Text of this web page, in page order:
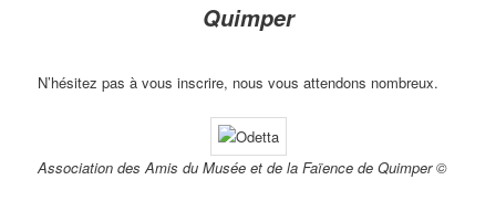
Quimper
N’hésitez pas à vous inscrire, nous vous attendons nombreux.
Association des Amis du Musée et de la Faïence de Quimper ©